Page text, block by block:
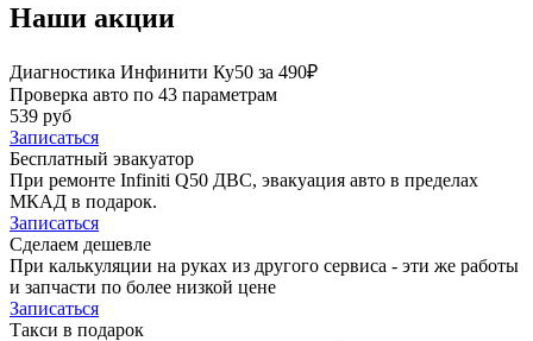
Наши акции
Диагностика Инфинити Ку50 за 490₽
Проверка авто по 43 параметрам
539 руб
Записаться
Бесплатный эвакуатор
При ремонте Infiniti Q50 ДВС, эвакуация авто в пределах
МКАД в подарок.
Записаться
Сделаем дешевле
При калькуляции на руках из другого сервиса - эти же работы
и запчасти по более низкой цене
Записаться
Такси в подарок